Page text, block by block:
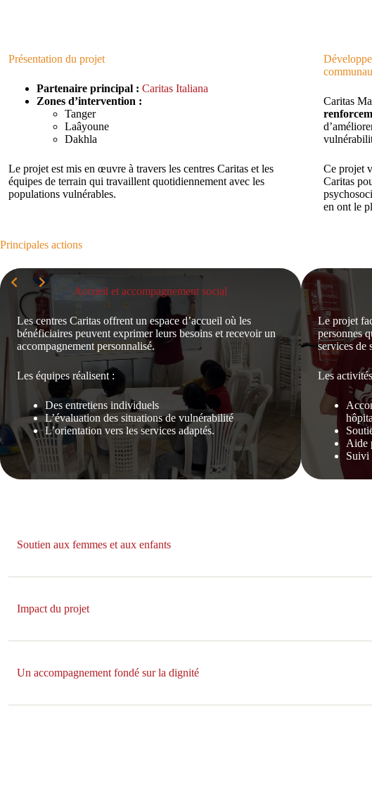
Présentation du projet
Partenaire principal : Caritas Italiana
Zones d’intervention :
Tanger
Laâyoune
Dakhla
Le projet est mis en œuvre à travers les centres Caritas et les
équipes de terrain qui travaillent quotidiennement avec les
populations vulnérables.
Caritas
Ce projet
Caritas
en ont le
Principales actions
Accueil et accompagnement social
Les centres Caritas offrent un espace d’accueil où les
bénéficiaires peuvent exprimer leurs besoins et recevoir un
accompagnement personnalisé.
Les équipes réalisent :
Des entretiens individuels
L’évaluation des situations de vulnérabilité
L’orientation vers les services adaptés.
Le projet
personnes
services de
Les
Aide
Suivi
Soutien aux femmes et aux enfants
Impact du projet
Un accompagnement fondé sur la dignité